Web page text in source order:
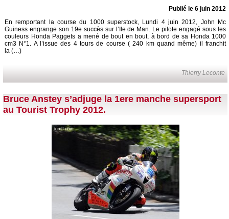
Publié le 6 juin 2012
En remportant la course du 1000 superstock, Lundi 4 juin 2012, John Mc
Guiness engrange son 19e succès sur l’Ile de Man. Le pilote engagé sous les
couleurs Honda Paggets a mené de bout en bout, à bord de sa Honda 1000
cm3 N°1. A l’issue des 4 tours de course ( 240 km quand même) il franchit
la (…)
Thierry Leconte
Bruce Anstey s’adjuge la 1ere manche supersport
au Tourist Trophy 2012.